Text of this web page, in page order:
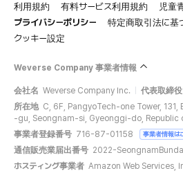
利用規約 有料サービス利用規約
児童
プライバシーポリシー
特定商取引法に基
クッキー設定
Weverse Company 事業者情報
会社名 Weverse Company Inc. 代表取締役
所在地 C, 6F, PangyoTech-one Tower,
-gu, Seongnam-si, Gyeonggi-do, Republic
事業者登録番号 716-87-01158 事業者情報は
通信販売業届出番号 2022-
ホスティング事業者 Amazon Web Services,